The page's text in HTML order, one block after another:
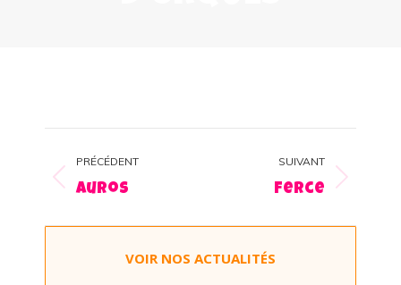
album
PRÉCÉDENT
Album
Auros
SUIVANT
Ferce
VOIR NOS ACTUALITÉS